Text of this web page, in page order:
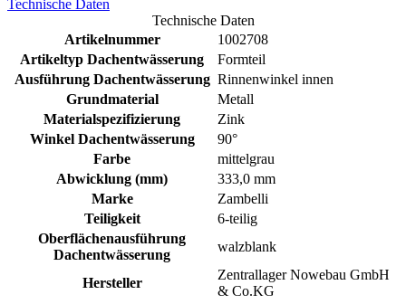
Technische Daten
Technische Daten
Artikelnummer
1002708
Artikeltyp Dachentwässerung
Formteil
Ausführung Dachentwässerung Rinnenwinkel innen
Grundmaterial
Metall
Materialspezifizierung
Zink
Winkel Dachentwässerung
90°
Farbe
mittelgrau
Abwicklung (mm)
333,0 mm
Marke
Zambelli
Teiligkeit
6-teilig
Oberflächenausführung
Dachentwässerung
walzblank
Hersteller
Zentrallager Nowebau GmbH
& Co.KG